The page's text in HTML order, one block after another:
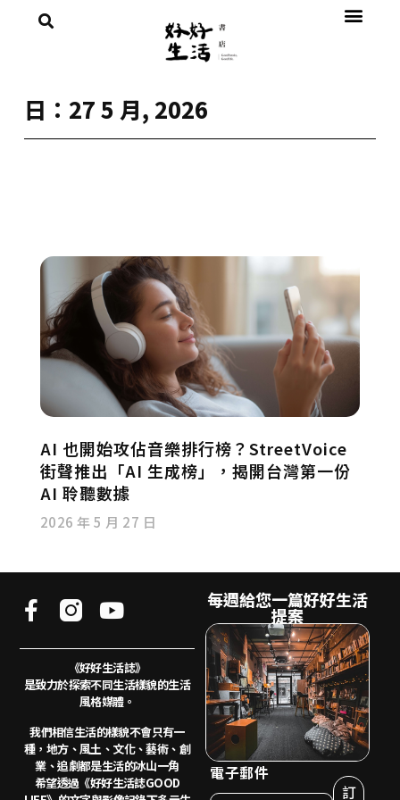
日：27 5 月, 2026
AI 也開始攻佔音樂排行榜？StreetVoice
街聲推出「AI 生成榜」，揭開台灣第一份
AI 聆聽數據
2026 年 5 月 27 日
《好好生活誌》
是致力於探索不同生活樣貌的生活
風格媒體。
我們相信生活的樣貌不會只有一
種，地方、風土、 文化、藝術、創
業、追劇都是生活的冰山一角
希望透過《好好生活誌GOOD
每週給您一篇好好生活
提案
電子郵件
訂